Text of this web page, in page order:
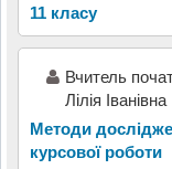
11 класу
Вчитель
Лілія Іванівна
Методи
курсової роботи